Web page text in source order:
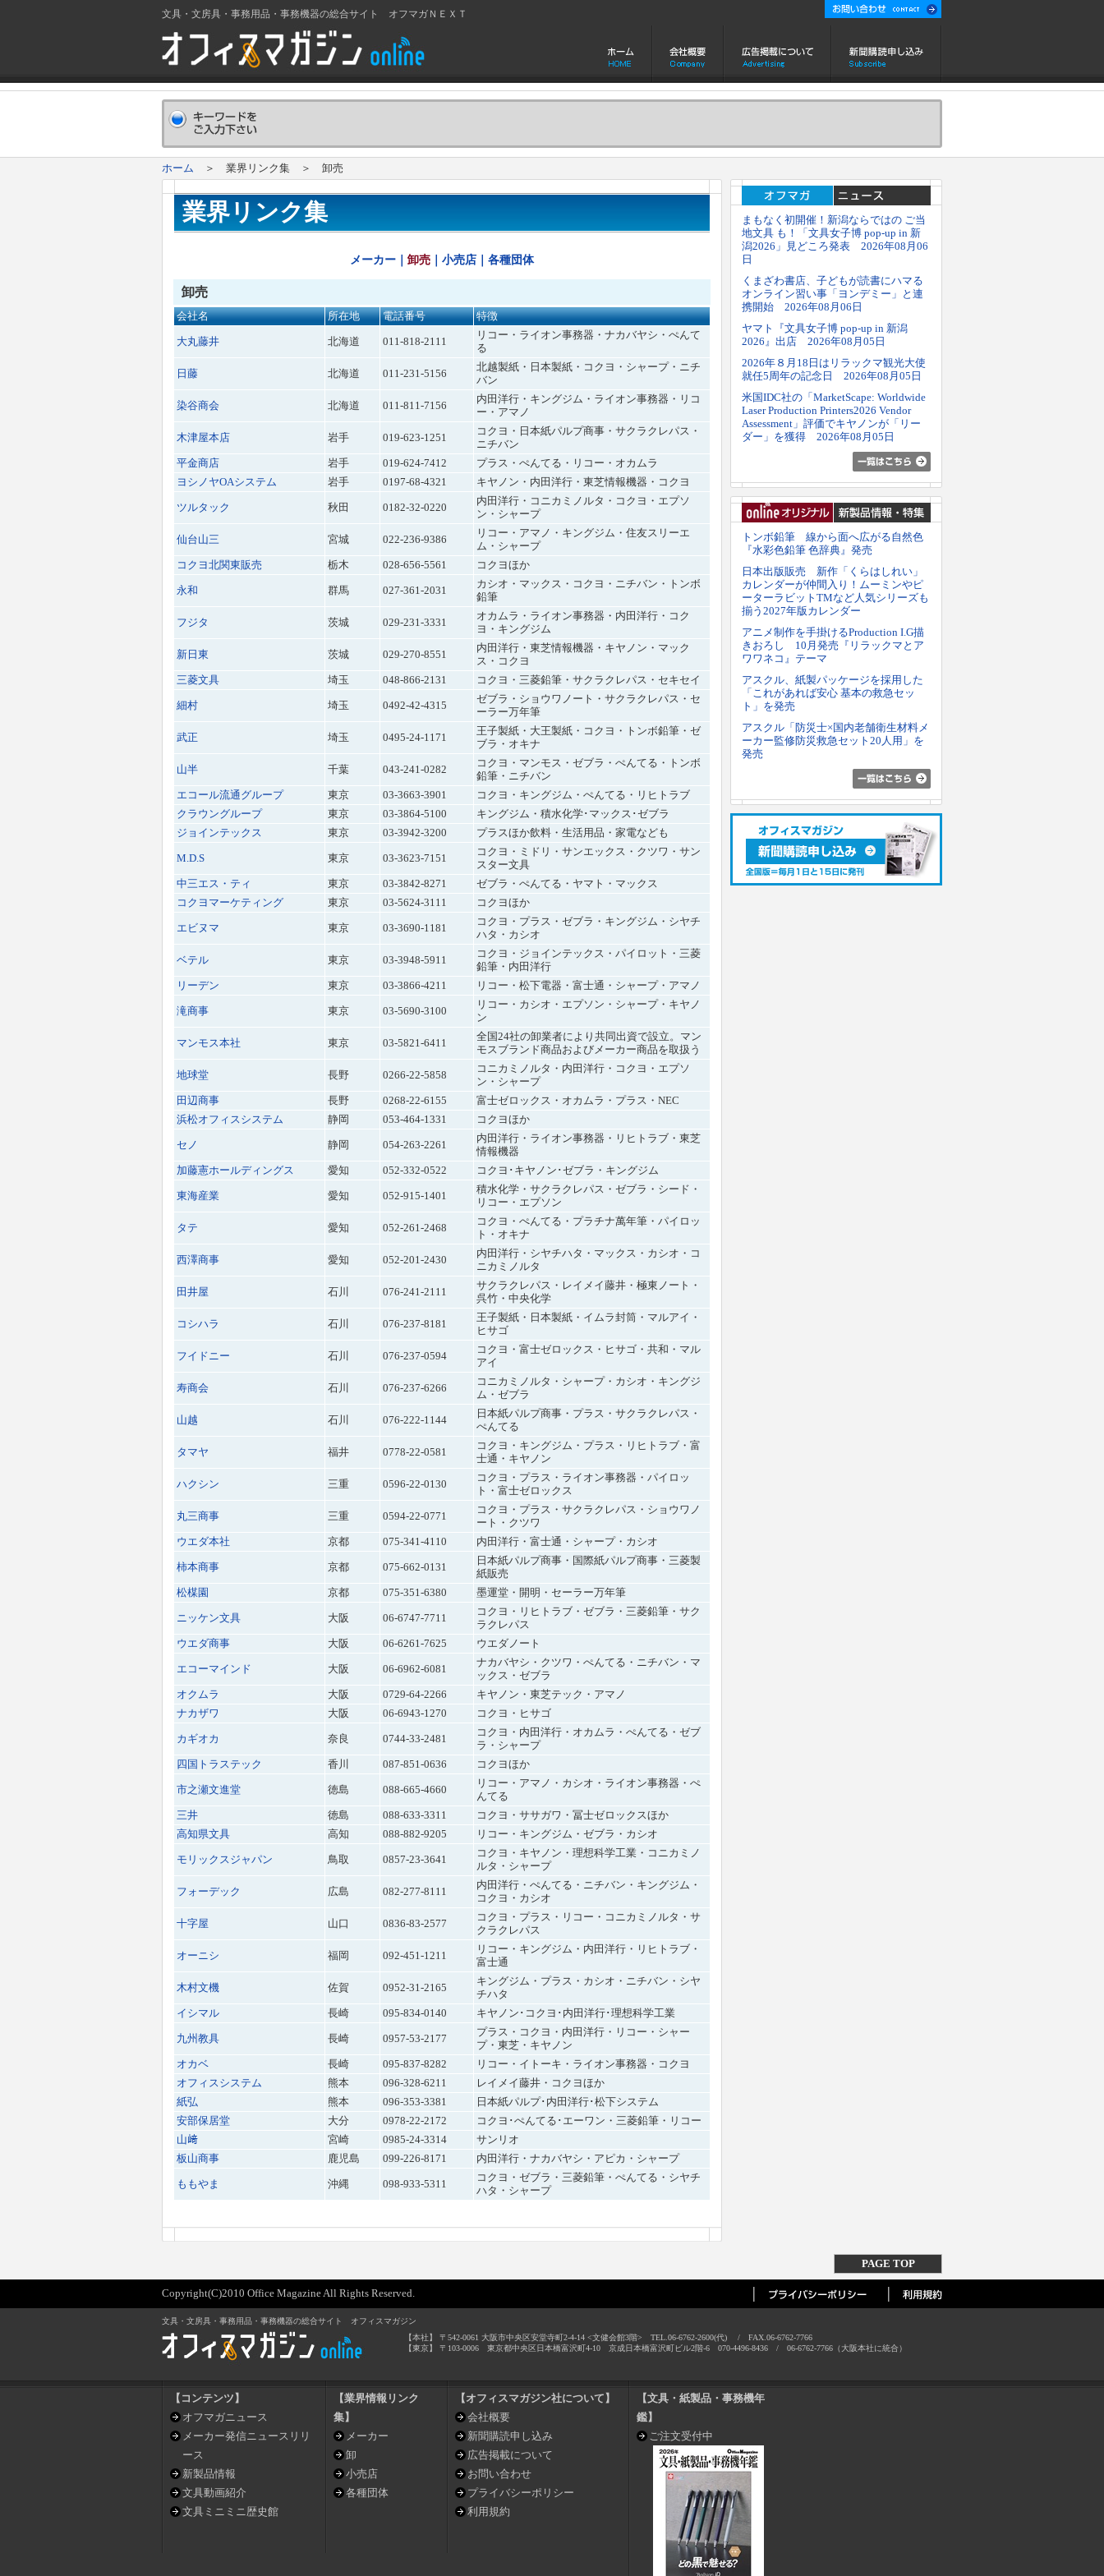
文具・文房具・事務用品・事務機器の総合サイト オフマガＮＥＸＴ
ホーム ＞ 業界リンク集 ＞ 卸売
業界リンク集
メーカー 卸売 小売店 各種団体
卸売
会社名 所在地 電話番号 特徴
大丸藤井 北海道 011-818-2111
リコー・ライオン事務器・ナカバヤシ・ぺんて
る
日藤 北海道 011-231-5156
北越製紙・日本製紙・コクヨ・シャープ・ニチ
バン
染谷商会 北海道 011-811-7156
内田洋行・キングジム・ライオン事務器・リコ
ー・アマノ
木津屋本店 岩手 019-623-1251
コクヨ・日本紙パルプ商事・サクラクレパス・
ニチバン
平金商店
岩手 019-624-7412
プラス・ぺんてる・リコー・オカムラ
ヨシノヤOAシステム
岩手 0197-68-4321 キヤノン・内田洋行・東芝情報機器・コクヨ
ツルタック 秋田 0182-32-0220
内田洋行・コニカミノルタ・コクヨ・エプソ
ン・シャープ
仙台山三 宮城 022-236-9386
リコー・アマノ・キングジム・住友スリーエ
ム・シャープ
コクヨ北関東販売
栃木 028-656-5561 コクヨほか
永和 群馬 027-361-2031
カシオ・マックス・コクヨ・ニチバン・トンボ
鉛筆
フジタ 茨城 029-231-3331
オカムラ・ライオン事務器・内田洋行・コク
ヨ・キングジム
新日東 茨城 029-270-8551
内田洋行・東芝情報機器・キヤノン・マック
ス・コクヨ
三菱文具
埼玉 048-866-2131 コクヨ・三菱鉛筆・サクラクレパス・セキセイ
細村 埼玉 0492-42-4315
ゼブラ・ショウワノート・サクラクレパス・セ
ーラー万年筆
武正 埼玉 0495-24-1171
王子製紙・大王製紙・コクヨ・トンボ鉛筆・ゼ
ブラ・オキナ
山半 千葉 043-241-0282
コクヨ・マンモス・ゼブラ・ぺんてる・トンボ
鉛筆・ニチバン
エコール流通グループ
東京 03-3663-3901
コクヨ・キングジム・ぺんてる・リヒトラブ
クラウングループ
東京 03-3864-5100
キングジム・積水化学･マックス･ゼブラ
ジョインテックス
東京 03-3942-3200 プラスほか飲料・生活用品・家電なども
M.D.S 東京 03-3623-7151
コクヨ・ミドリ・サンエックス・クツワ・サン
スター文具
中三エス・ティ
東京 03-3842-8271
ゼブラ・ぺんてる・ヤマト・マックス
コクヨマーケティング
東京 03-5624-3111 コクヨほか
エビヌマ 東京 03-3690-1181
コクヨ・プラス・ゼブラ・キングジム・シヤチ
ハタ・カシオ
ベテル 東京 03-3948-5911
コクヨ・ジョインテックス・パイロット・三菱
鉛筆・内田洋行
リーデン
東京 03-3866-4211 リコー・松下電器・富士通・シャープ・アマノ
滝商事 東京 03-5690-3100
リコー・カシオ・エプソン・シャープ・キヤノ
ン
マンモス本社 東京 03-5821-6411
全国24社の卸業者により共同出資で設立。マン
モスブランド商品およびメーカー商品を取扱う
地球堂 長野 0266-22-5858
コニカミノルタ・内田洋行・コクヨ・エプソ
ン・シャープ
田辺商事
長野 0268-22-6155
富士ゼロックス・オカムラ・プラス・NEC
浜松オフィスシステム
静岡 053-464-1331 コクヨほか
セノ 静岡 054-263-2261
内田洋行・ライオン事務器・リヒトラブ・東芝
情報機器
加藤憲ホールディングス
愛知 052-332-0522 コクヨ･キヤノン･ゼブラ・キングジム
東海産業 愛知 052-915-1401
積水化学・サクラクレパス・ゼブラ・シード・
リコー・エプソン
タテ 愛知 052-261-2468
コクヨ・ぺんてる・プラチナ萬年筆・パイロッ
ト・オキナ
西澤商事 愛知 052-201-2430
内田洋行・シヤチハタ・マックス・カシオ・コ
ニカミノルタ
田井屋 石川 076-241-2111
サクラクレパス・レイメイ藤井・極東ノート・
呉竹・中央化学
コシハラ 石川 076-237-8181
王子製紙・日本製紙・イムラ封筒・マルアイ・
ヒサゴ
フイドニー 石川 076-237-0594
コクヨ・富士ゼロックス・ヒサゴ・共和・マル
アイ
寿商会 石川 076-237-6266
コニカミノルタ・シャープ・カシオ・キングジ
ム・ゼブラ
山越 石川 076-222-1144
日本紙パルプ商事・プラス・サクラクレパス・
ぺんてる
タマヤ 福井 0778-22-0581
コクヨ・キングジム・プラス・リヒトラブ・富
士通・キヤノン
ハクシン 三重 0596-22-0130
コクヨ・プラス・ライオン事務器・パイロッ
ト・富士ゼロックス
丸三商事 三重 0594-22-0771
コクヨ・プラス・サクラクレパス・ショウワノ
ート・クツワ
ウエダ本社
京都 075-341-4110 内田洋行・富士通・シャープ・カシオ
柿本商事 京都 075-662-0131
日本紙パルプ商事・国際紙パルプ商事・三菱製
紙販売
松楳園
京都 075-351-6380 墨運堂・開明・セーラー万年筆
ニッケン文具 大阪 06-6747-7711
コクヨ・リヒトラブ・ゼブラ・三菱鉛筆・サク
ラクレパス
ウエダ商事
大阪 06-6261-7625 ウエダノート
エコーマインド 大阪 06-6962-6081
ナカバヤシ・クツワ・ぺんてる・ニチバン・マ
ックス・ゼブラ
オクムラ
大阪 0729-64-2266
キヤノン・東芝テック・アマノ
ナカザワ
大阪 06-6943-1270 コクヨ・ヒサゴ
カギオカ 奈良 0744-33-2481
コクヨ・内田洋行・オカムラ・ぺんてる・ゼブ
ラ・シャープ
四国トラステック
香川 087-851-0636 コクヨほか
市之瀬文進堂 徳島 088-665-4660
リコー・アマノ・カシオ・ライオン事務器・ぺ
んてる
三井
徳島 088-633-3311
コクヨ・ササガワ・冨士ゼロックスほか
高知県文具
高知 088-882-9205 リコー・キングジム・ゼブラ・カシオ
モリックスジャパン 鳥取 0857-23-3641
コクヨ・キヤノン・理想科学工業・コニカミノ
ルタ・シャープ
フォーデック 広島 082-277-8111
内田洋行・ぺんてる・ニチバン・キングジム・
コクヨ・カシオ
十字屋 山口 0836-83-2577
コクヨ・プラス・リコー・コニカミノルタ・サ
クラクレパス
オーニシ 福岡 092-451-1211
リコー・キングジム・内田洋行・リヒトラブ・
富士通
木村文機 佐賀 0952-31-2165
キングジム・プラス・カシオ・ニチバン・シヤ
チハタ
イシマル
長崎 095-834-0140 キヤノン･コクヨ･内田洋行･理想科学工業
九州教具 長崎 0957-53-2177
プラス・コクヨ・内田洋行・リコー・シャー
プ・東芝・キヤノン
オカベ
長崎 095-837-8282
リコー・イトーキ・ライオン事務器・コクヨ
オフィスシステム
熊本 096-328-6211
レイメイ藤井・コクヨほか
紙弘
熊本 096-353-3381
日本紙パルプ･内田洋行･松下システム
安部保居堂
大分 0978-22-2172
コクヨ･ぺんてる･エーワン・三菱鉛筆・リコー
山﨑
宮崎 0985-24-3314
サンリオ
板山商事
鹿児島 099-226-8171 内田洋行・ナカバヤシ・アピカ・シャープ
ももやま 沖縄 098-933-5311
コクヨ・ゼブラ・三菱鉛筆・ぺんてる・シヤチ
ハタ・シャープ
まもなく初開催！新潟ならではの ご当
地文具 も！「文具女子博 pop-up in 新
潟2026」見どころ発表 2026年08月06
日
くまざわ書店、子どもが読書にハマる
オンライン習い事「ヨンデミー」と連
携開始 2026年08月06日
ヤマト『文具女子博 pop-up in 新潟
2026』出店 2026年08月05日
2026年８月18日はリラックマ観光大使
就任5周年の記念日 2026年08月05日
米国IDC社の「MarketScape: Worldwide
Laser Production Printers2026 Vendor
Assessment」評価でキヤノンが「リー
ダー」を獲得 2026年08月05日
トンボ鉛筆 線から面へ広がる自然色
『水彩色鉛筆 色辞典』発売
日本出版販売 新作「くらはしれい」
カレンダーが仲間入り！ムーミンやピ
ーターラビットTMなど人気シリーズも
揃う2027年版カレンダー
アニメ制作を手掛けるProduction I.G描
きおろし 10月発売『リラックマとア
ワワネコ』テーマ
アスクル、紙製パッケージを採用した
「これがあれば安心 基本の救急セッ
ト」を発売
アスクル「防災士×国内老舗衛生材料メ
ーカー監修防災救急セット20人用」を
発売
PAGE TOP
Copyright(C)2010 Office Magazine All Rights Reserved.
文具・文房具・事務用品・事務機器の総合サイト オフィスマガジン
【本社】 〒542-0061 大阪市中央区安堂寺町2-4-14 <文健会館3階> TEL.06-6762-2600(代) / FAX.06-6762-7766
【東京】 〒103-0006 東京都中央区日本橋富沢町4-10 京成日本橋富沢町ビル2階-6 070-4496-8436 / 06-6762-7766（大阪本社に統合）
【コンテンツ】
オフマガニュース
メーカー発信ニュースリリ
ース
新製品情報
文具動画紹介
文具ミニミニ歴史館
【業界情報リンク
集】
メーカー
卸
小売店
各種団体
【オフィスマガジン社について】
会社概要
新聞購読申し込み
広告掲載について
お問い合わせ
プライバシーポリシー
利用規約
【文具・紙製品・事務機年
鑑】
ご注文受付中